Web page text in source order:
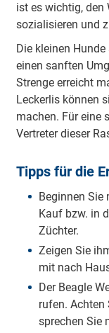
ist es wichtig, den
sozialisieren und
Die kleinen
einen sanften
Strenge erreicht
Leckerlis können
machen. Für eine
Vertreter dieser
Tipps für die
Beginnen Sie
Kauf bzw. in
Züchter.
Zeigen Sie
mit nach
Der Beagle
rufen. Achten
sprechen Sie